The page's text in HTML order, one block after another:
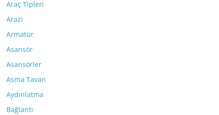
Araç Tipleri
Arazi
Armatür
Asansör
Asansörler
Asma Tavan
Aydınlatma
Bağlantı